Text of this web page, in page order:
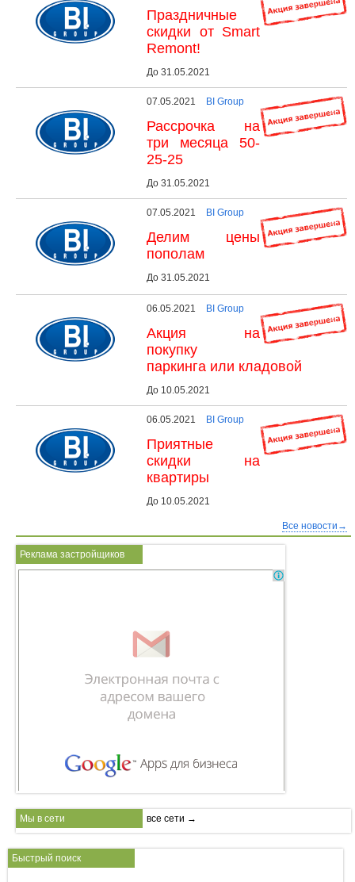
Праздничные
скидки от Smart
Remont!
До 31.05.2021
07.05.2021 BI Group
Рассрочка на
три месяца 50-
25-25
До 31.05.2021
07.05.2021 BI Group
Делим цены
пополам
До 31.05.2021
06.05.2021 BI Group
Акция на
покупку
паркинга или кладовой
До 10.05.2021
06.05.2021 BI Group
Приятные
скидки на
квартиры
До 10.05.2021
Все новости→
Реклама застройщиков
Мы в сети все сети →
Быстрый поиск